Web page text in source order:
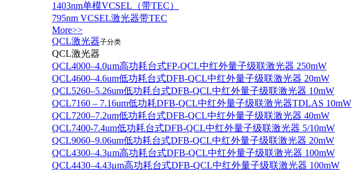
1403nm单模VCSEL（带TEC）
795nm VCSEL激光器带TEC
More>>
QCL激光器子分类
QCL激光器
QCL4000–4.0μm高功耗台式FP-QCL中红外量子级联激光器 250mW
QCL4600–4.6um低功耗台式DFB-QCL中红外量子级联激光器 20mW
QCL5260–5.26um低功耗台式DFB-QCL中红外量子级联激光器 10mW
QCL7160 – 7.16um低功耗DFB-QCL中红外量子级联激光器TDLAS 10mW
QCL7200–7.2um低功耗台式DFB-QCL中红外量子级联激光器 40mW
QCL7400-7.4um低功耗台式DFB-QCL中红外量子级联激光器 5/10mW
QCL9060–9.06um低功耗台式DFB-QCL中红外量子级联激光器 20mW
QCL4300–4.3μm高功耗台式DFB-QCL中红外量子级联激光器 100mW
QCL4430–4.43μm高功耗台式DFB-QCL中红外量子级联激光器 100mW